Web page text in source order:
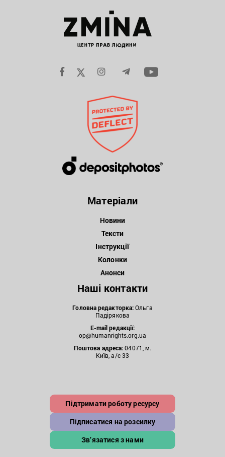
Матеріали
Новини
Тексти
Інструкції
Колонки
Анонси
Наші контакти
Головна редакторка:Ольга
Падірякова
E-mail редакції:
op@humanrights.org.ua
Поштова адреса:04071, м.
Київ, а/с 33
Підтримати роботу ресурсу
Підписатися на розсилку
Зв’язатися з нами